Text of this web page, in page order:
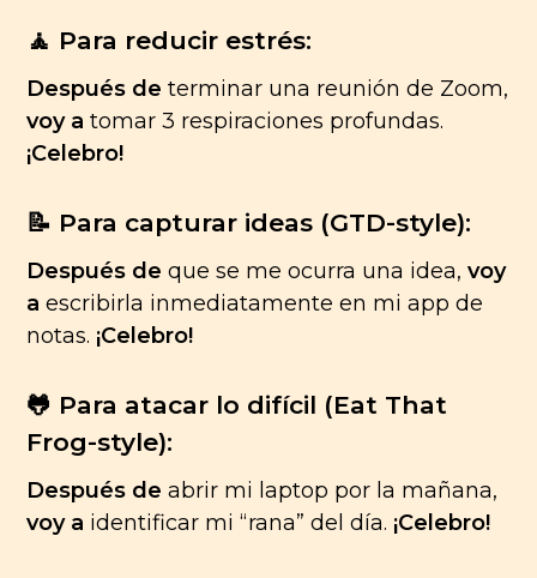
🧘 Para reducir estrés:
Después de terminar una reunión de Zoom,
voy a tomar 3 respiraciones profundas.
¡Celebro!
📝 Para capturar ideas (GTD-style):
Después de que se me ocurra una idea,voy
a escribirla inmediatamente en mi app de
notas. ¡Celebro!
🐸 Para atacar lo difícil (Eat That
Frog-style):
Después de abrir mi laptop por la mañana,
voy a identificar mi “rana” del día. ¡Celebro!